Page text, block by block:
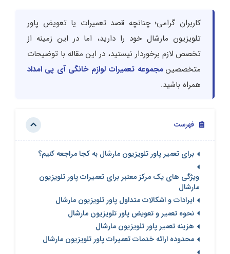
کاربران گرامی؛ چنانچه قصد تعمیرات یا تعویض پاور
تلویزیون مارشال خود را دارید، اما در این زمینه از
تخصص لازم برخوردار نیستید، در این مقاله با توضیحات
متخصصینمجموعه تعمیرات لوازم خانگی آی پی امداد
همراه باشید.
فهرست
برای تعمیر پاور تلویزیون مارشال به کجا مراجعه کنیم؟
ویژگی های یک مرکز معتبر برای تعمیرات پاور تلویزیون
مارشال
ایرادات و اشکالات متداول پاور تلویزیون مارشال
نحوه تعمیر و تعویض پاور تلویزیون مارشال
هزینه تعمیر پاور تلویزیون مارشال
محدوده ارائه خدمات تعمیرات پاور تلویزیون مارشال